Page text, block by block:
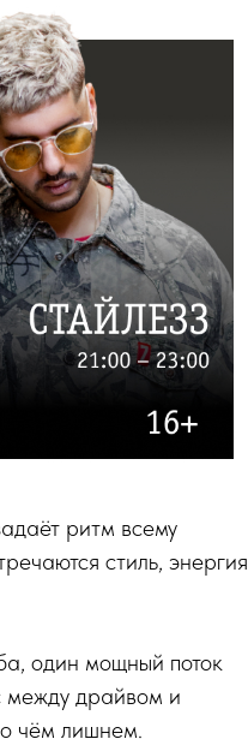
ритм всему
стиль, энергия
один мощный поток
между драйвом и
чём лишнем.